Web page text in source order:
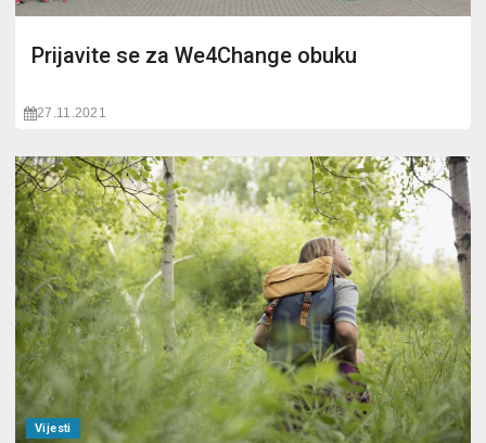
Prijavite se za We4Change obuku
27.11.2021
Vijesti